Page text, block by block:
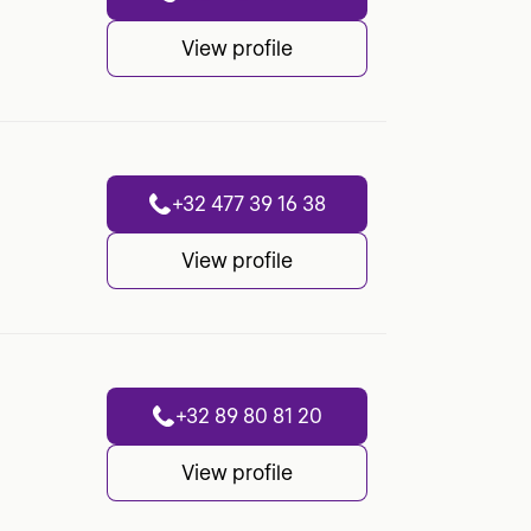
View profile
+32 477 39 16 38
View profile
+32 89 80 81 20
View profile